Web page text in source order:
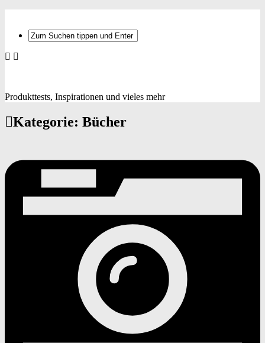
Produkttests, Inspirationen und vieles mehr
Kategorie: Bücher